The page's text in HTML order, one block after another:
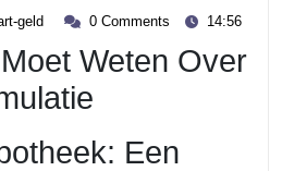
geld
zwart- 0 Comments 14:56
Weten Over
Een